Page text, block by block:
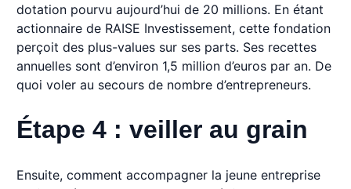
dotation pourvu aujourd’hui de 20 millions. En étant
actionnaire de RAISE Investissement, cette fondation
perçoit des plus-values sur ses parts. Ses recettes
annuelles sont d’environ 1,5 million d’euros par an. De
quoi voler au secours de nombre d’entrepreneurs.
Étape 4 : veiller au grain
Ensuite, comment accompagner la jeune entreprise